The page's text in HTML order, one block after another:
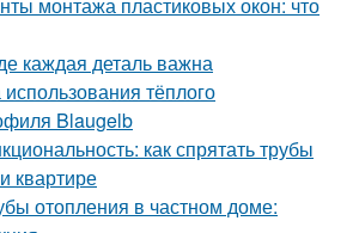
каждая деталь важна
тёплого
Blaugelb
как спрятать трубы
квартире
отопления в частном доме: